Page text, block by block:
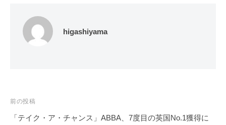
higashiyama
投
稿
前の投稿
「テイク・ア・チャンス」ABBA、7度目の英国No.1獲得に